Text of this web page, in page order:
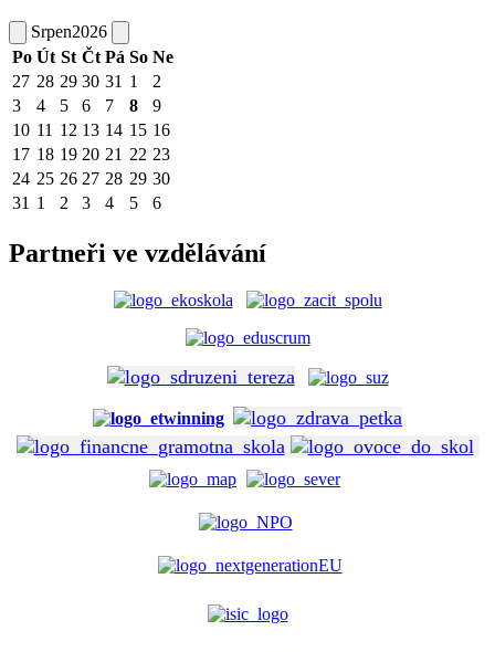
Srpen2026
Po Út St Čt Pá So Ne
27 28 29 30 31 1
2
3
4 5 6 7 8
9
10 11 12 13 14 15 16
17 18 19 20 21 22 23
24 25 26 27 28 29 30
31 1 2 3 4 5 6
Partneři ve vzdělávání